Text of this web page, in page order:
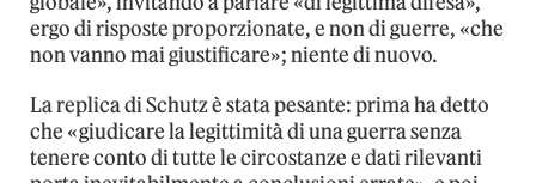
ergo di risposte proporzionate, e non di guerre, «che
non vanno mai giustificare»; niente di nuovo.
La replica di Schutz è stata pesante: prima ha detto
che «giudicare la legittimità di una guerra senza
tenere conto di tutte le circostanze e dati rilevanti